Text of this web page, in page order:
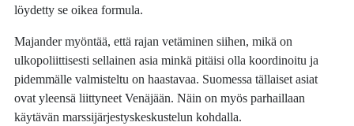
löydetty se oikea formula.
Majander myöntää, että rajan vetäminen siihen, mikä on
ulkopoliittisesti sellainen asia minkä pitäisi olla koordinoitu ja
pidemmälle valmisteltu on haastavaa. Suomessa tällaiset asiat
ovat yleensä liittyneet Venäjään. Näin on myös parhaillaan
käytävän marssijärjestyskeskustelun kohdalla.